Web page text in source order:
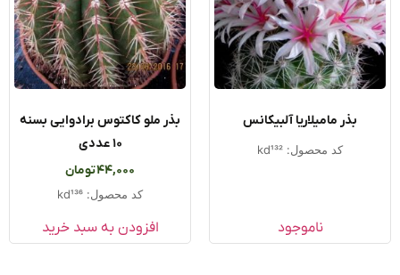
بذر مامیلاریا آلبیکانس
کد محصول: kd132
ناموجود
بذر ملو کاکتوس برادوایی بسنه
44,000تومان
کد محصول: kd136
افزودن به سبد خرید